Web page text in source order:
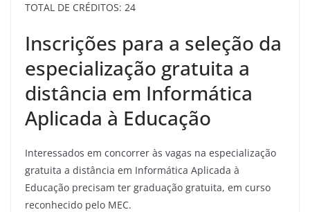
TOTAL DE CRÉDITOS: 24
Inscrições para a seleção da
especialização gratuita a
distância em Informática
Aplicada à Educação
Interessados em concorrer às vagas na especialização
gratuita a distância em Informática Aplicada à
Educação precisam ter graduação gratuita, em curso
reconhecido pelo MEC.